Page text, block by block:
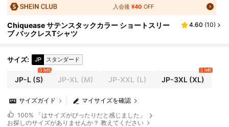
入会後 ¥40 OFF
Chiquease サテンスタックカラー ショートスリー
ブ バックレスTシャツ
4.60 (10)
サイズ: JP スタンダード
JP-L(S)
5 left
JP-XL (M) JP-XXL (L) JP-3XL(XL)
1 left
マイサイズを確認
サイズガイド
100% 「はサイズがぴったりだと感じました」
お探しのサイズがありませんか？ 教えてください